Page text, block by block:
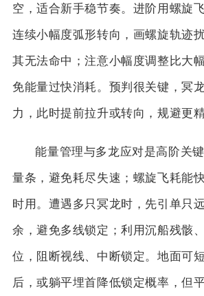
空，适合新手稳节奏。进阶用螺旋
连续小幅度弧形转向，画螺旋轨迹
其无法命中；注意小幅度调整比大
免能量过快消耗。预判很关键，冥
力，此时提前拉升或转向，规避更精
能量管理与多龙应对是高阶关
量条，避免耗尽失速；螺旋飞耗能
时用。遭遇多只冥龙时，先引单只
余，避免多线锁定；利用沉船残骸
位，阻断视线、中断锁定。地面可
后，或躺平埋首降低锁定概率，但